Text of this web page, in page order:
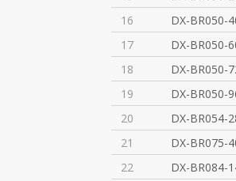
16 DX-BR050-
17 DX-BR050-
18 DX-BR050-
19 DX-BR050-
20 DX-BR054-
21 DX-BR075-
22 DX-BR084-